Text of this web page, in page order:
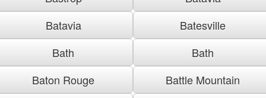
Batavia
Batesville
Bath
Bath
Baton Rouge
Battle Mountain